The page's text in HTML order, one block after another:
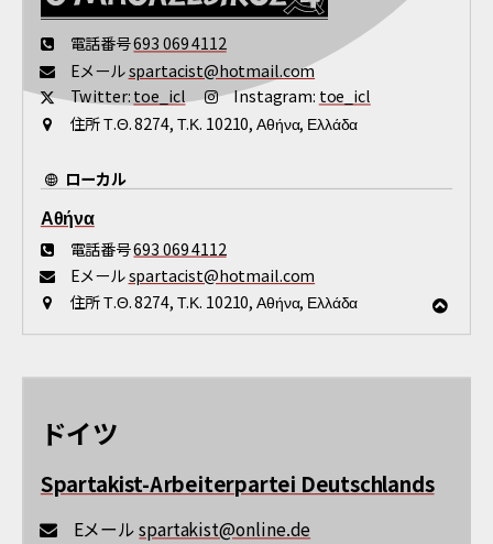
電話番号693 069 4112
Eメールspartacist@hotmail.com
Twitter:toe_icl Instagram: toe_icl
住所Τ.Θ. 8274, Τ.Κ. 10210, Αθήνα, Ελλάδα
ローカル
Αθήνα
電話番号693 069 4112
Eメールspartacist@hotmail.com
住所Τ.Θ. 8274, Τ.Κ. 10210, Αθήνα, Ελλάδα
ドイツ
Spartakist-Arbeiterpartei Deutschlands
Eメールspartakist@online.de